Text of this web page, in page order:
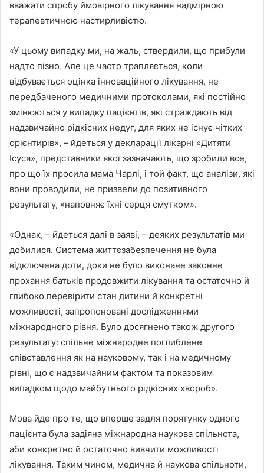
вважати спробу ймовірного лікування надмірною
терапевтичною настирливістю.
«У цьому випадку ми, на жаль, ствердили, що прибули
надто пізно. Але це часто трапляється, коли
відбувається оцінка інноваційного лікування, не
передбаченого медичними протоколами, які постійно
змінюються у випадку пацієнтів, які страждають від
надзвичайно рідкісних недуг, для яких не існує чітких
орієнтирів», – йдеться у декларації лікарні «Дитяти
Ісуса», представники якої зазначають, що зробили все,
про що їх просила мама Чарлі, і той факт, що аналізи, які
вони проводили, не призвели до позитивного
результату, «наповняє їхні серця смутком».
«Однак, – йдеться далі в заяві, – деяких результатів ми
добилися. Система життєзабезпечення не була
відключена доти, доки не було виконане законне
прохання батьків продовжити лікування та остаточно й
глибоко перевірити стан дитини й конкретні
можливості, запропоновані дослідженнями
міжнародного рівня. Було досягнено також другого
результату: спільне міжнародне поглиблене
співставлення як на науковому, так і на медичному
рівні, що є надзвичайним фактом та показовим
випадком щодо майбутнього рідкісних хвороб».
Мова йде про те, що вперше задля порятунку одного
пацієнта була задіяна міжнародна наукова спільнота,
аби конкретно й остаточно вивчити можливості
лікування. Таким чином, медична й наукова спільноти,